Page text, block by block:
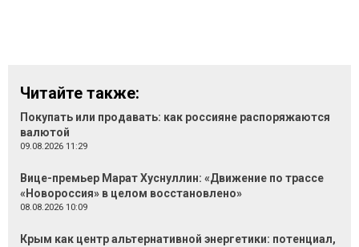
Читайте также:
Покупать или продавать: как россияне распоряжаются
валютой
09.08.2026 11:29
Вице-премьер Марат Хуснуллин: «Движение по трассе
«Новороссия» в целом восстановлено»
08.08.2026 10:09
Крым как центр альтернативной энергетики: потенциал,